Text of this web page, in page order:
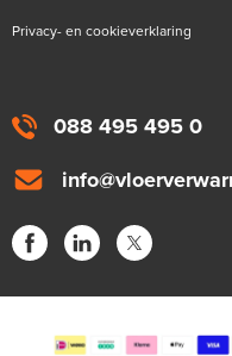
088 495 495 0
Privacy- en cookieverklaring